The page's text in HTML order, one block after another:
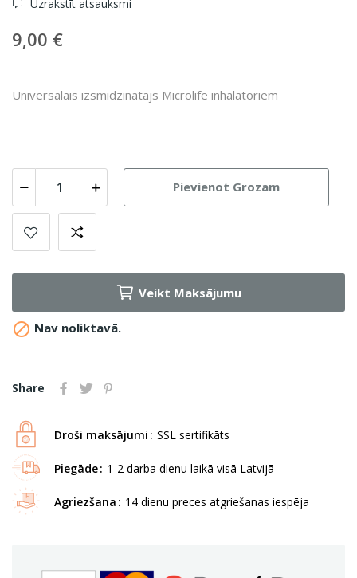
Uzrakstīt atsauksmi
9,00 €
Universālais izsmidzinātajs Microlife inhalatoriem
Pievienot Grozam
Veikt Maksājumu
 Nav noliktavā.
Share
Droši maksājumi SSL sertifikāts
Piegāde 1-2 darba dienu laikā visā Latvijā
Agriezšana 14 dienu preces atgriešanas iespēja